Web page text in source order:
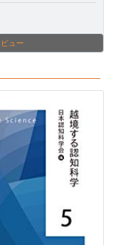
ュー